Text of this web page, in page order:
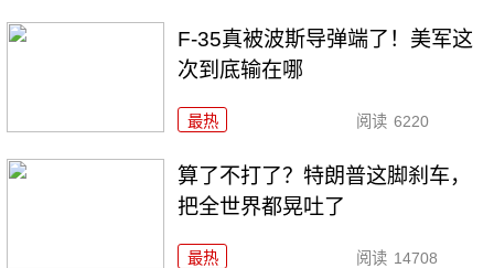
F-35真被波斯导弹端了！美军这
次到底输在哪
最热 阅读 6220
算了不打了？特朗普这脚刹车，
把全世界都晃吐了
最热 阅读 14708